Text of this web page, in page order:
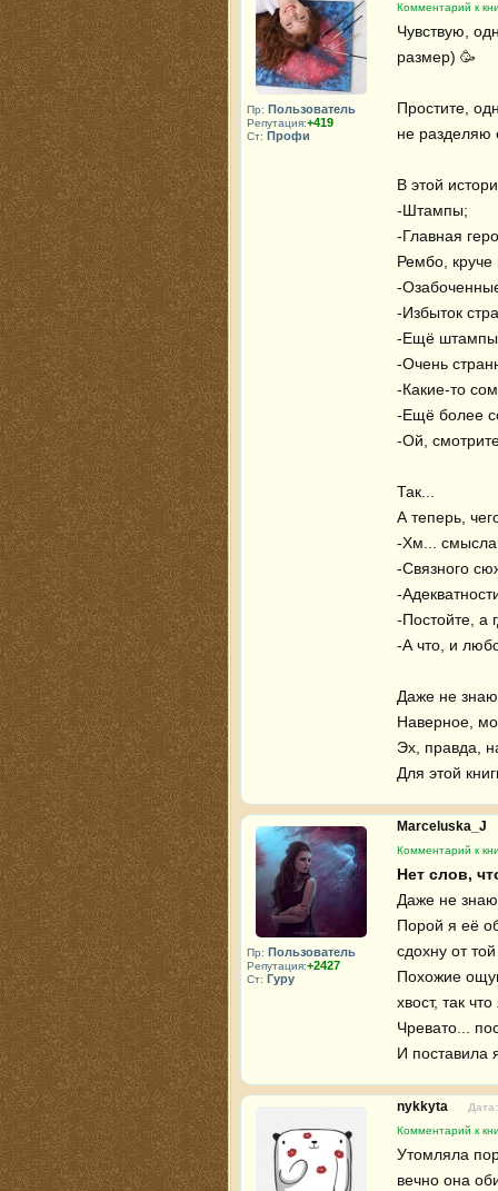
Пр: Пользователь
Репутация:+419
Ст: Профи
Комментарий к
Чувствую,
размер) 🥳
Простите,
не разделяю
В этой
-Штампы;
-Главная
Рембо, круче
-
-Избыток
-Ещё
-Очень
-Какие-то
-Ещё более
-Ой,
Так...
А теперь,
-Хм...
-Связного
-
-Постойте, а
-А что, и
Даже не
Наверное,
Эх, правда,
Для этой
Пр: Пользователь
Репутация:+2427
Ст: Гуру
Marceluska_J
Комментарий к
Даже не знаю,
Порой я её
сдохну от
Похожие
хвост, так
Чревато...
И поставила
nykkyta
Комментарий к
Утомляла
вечно она